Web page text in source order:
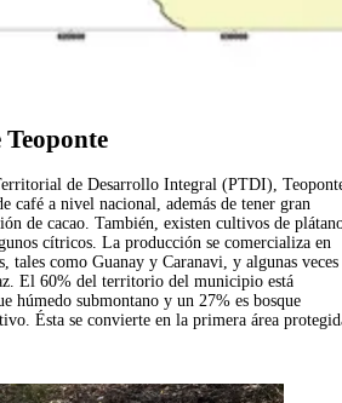
de Desarrollo Integral (PTDI),
café a nivel nacional, además de tener gran
de cacao. También, existen cultivos de
cítricos. La producción se comercializa en
tales como Guanay y Caranavi, y algunas veces
El 60% del territorio del municipio está
húmedo submontano y un 27% es bosque
Ésta se convierte en la primera área